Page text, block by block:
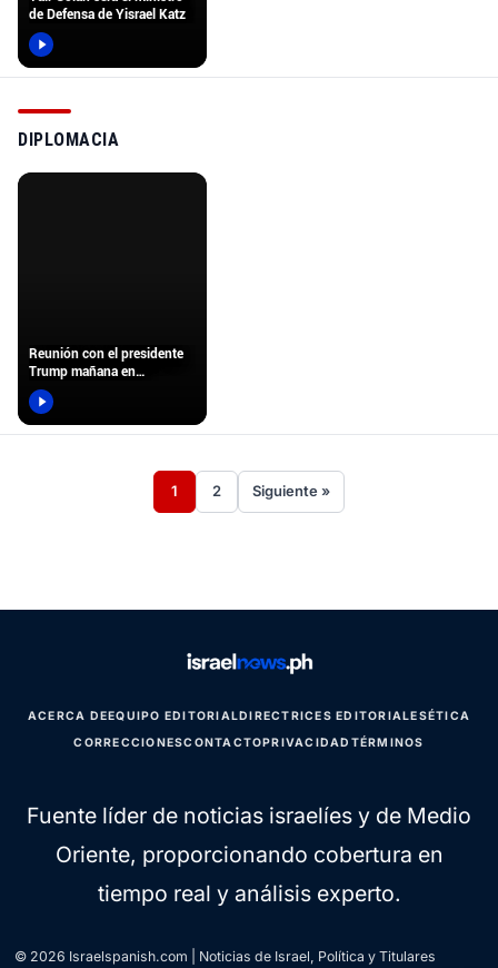
de Defensa de Yisrael Katz
DIPLOMACIA
Reunión con el presidente
Trump mañana en
Washington
1 2 Siguiente »
ACERCA DEEQUIPO EDITORIALDIRECTRICES EDITORIALESÉTICA
CORRECCIONESCONTACTOPRIVACIDAD TÉRMINOS
Fuente líder de noticias israelíes y de Medio
Oriente, proporcionando cobertura en
tiempo real y análisis experto.
© 2026 Israelspanish.com | Noticias de Israel, Política y Titulares